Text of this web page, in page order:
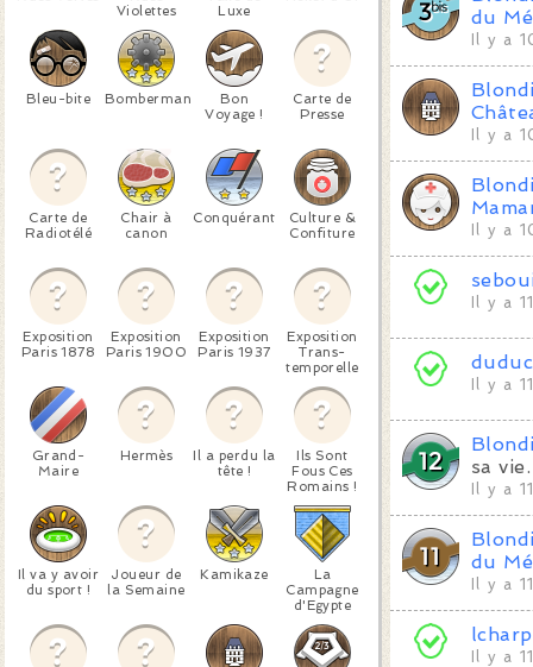
Violettes
Luxe
Bleu-bite Bomberman
Bon
Voyage !
Carte de
Presse
Carte de
Radiotélé
Chair à
canon
Conquérant
Culture &
Confiture
Exposition
Paris 1878
Exposition
Paris 1900
Exposition
Paris 1937
Exposition
Trans-
temporelle
Grand-
Maire
Hermès
Il a perdu la
tête !
Ils Sont
Fous Ces
Romains !
Il va y avoir
du sport !
Joueur de
la Semaine
Kamikaze
La
Campagne
d'Egypte
du
Il y a
Il y a
Il y a
Il y a
Il y a
sa vie.
Il y a
du
Il y a
Il y a